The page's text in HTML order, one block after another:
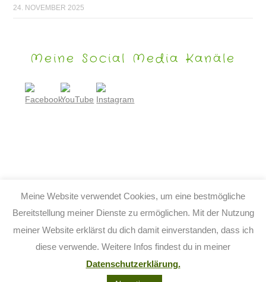
24. NOVEMBER 2025
Meine Social Media Kanäle
Meine Website verwendet Cookies, um eine bestmögliche
Bereitstellung meiner Dienste zu ermöglichen. Mit der Nutzung
meiner Website erklärst du dich damit einverstanden, dass ich
diese verwende. Weitere Infos findest du in meiner
Datenschutzerklärung.